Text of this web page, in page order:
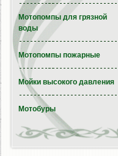
Мотопомпы для грязной
воды
Мотопомпы пожарные
Мойки высокого давления
Мотобуры